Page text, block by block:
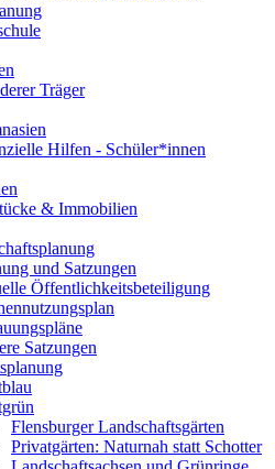
Träger
Hilfen - Schüler*innen
& Immobilien
und Satzungen
Öffentlichkeitsbeteiligung
Satzungen
Flensburger Landschaftsgärten
Privatgärten: Naturnah statt Schotter